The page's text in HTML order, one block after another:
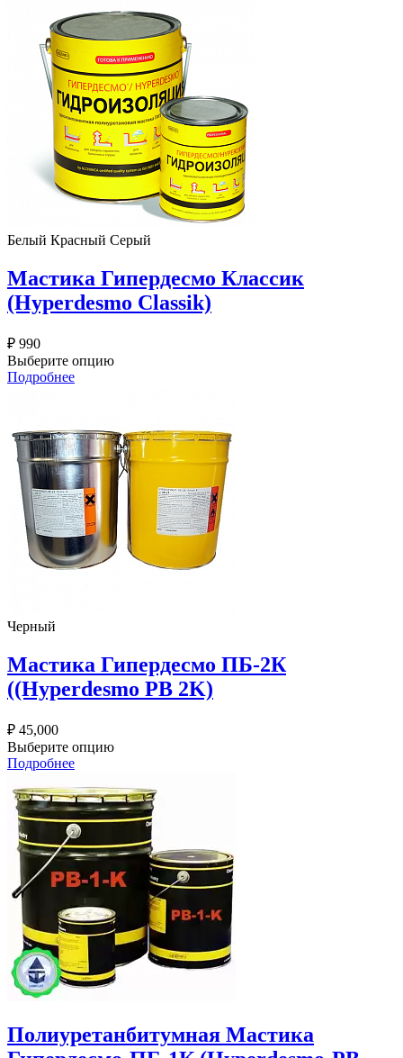
Белый Красный Серый
Мастика Гипердесмо Классик
(Hyperdesmo Classik)
₽ 990
Выберите опцию
Подробнее
Черный
Мастика Гипердесмо ПБ-2К
((Hyperdesmo PB 2K)
₽ 45,000
Выберите опцию
Подробнее
Полиуретанбитумная Мастика